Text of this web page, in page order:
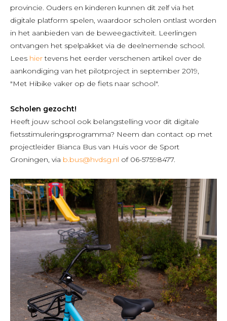
provincie. Ouders en kinderen kunnen dit zelf via het
digitale platform spelen, waardoor scholen ontlast worden
in het aanbieden van de beweegactiviteit. Leerlingen
ontvangen het spelpakket via de deelnemende school.
Lees hiertevens het eerder verschenen artikel over de
aankondiging van het pilotproject in september 2019,
"Met Hibike vaker op de fiets naar school".
Scholen gezocht!
Heeft jouw school ook belangstelling voor dit digitale
fietsstimuleringsprogramma? Neem dan contact op met
projectleider Bianca Bus van Huis voor de Sport
Groningen, via b.bus@hvdsg.nl of 06-57598477.